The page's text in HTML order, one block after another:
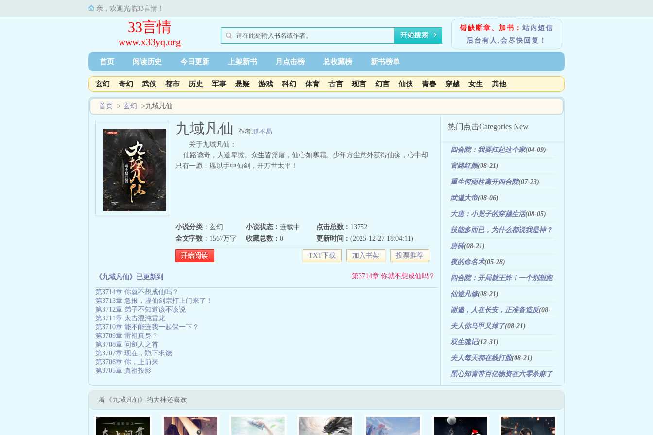
亲，欢迎光临33言情！
33言情
www.x33yq.org
错缺断章、加书： 站内短信
后台有人,会尽快回复！
首页 阅读历史 今日更新 上架新书 月点击榜 总收藏榜 新书榜单
玄幻 奇幻 武侠 都市 历史 军事 悬疑 游戏 科幻 体育 古言 现言 幻言 仙侠 青春 穿越 女生 其他
首页 > 玄幻 >九域凡仙
九域凡仙 作者:道不易
关于九域凡仙：
仙路诡奇，人道卑微。众生皆浮屠，仙心如寒霜。少年方尘意外获得仙缘，心中却
只有一愿：愿以手中仙剑，开万世太平！
小说分类： 玄幻 小说状态： 连载中 点击总数： 13752
全文字数： 1567万字 收藏总数： 0 更新时间： (2025-12-27 18:04:11)
TXT下载 加入书架 投票推荐
《九域凡仙》已更新到 第3714章 你就不想成仙吗？
第3714章 你就不想成仙吗？
第3713章 急报，虚仙剑宗打上门来了！
第3712章 弟子不知道该不该说
第3711章 太古混沌雷龙
第3710章 能不能连我一起保一下？
第3709章 雷祖真身？
第3708章 问剑人之首
第3707章 现在，跪下求饶
第3706章 你，上前来
第3705章 真祖投影
热门点击Categories New
四合院：我要扛起这个家(04-09)
官路红颜(08-21)
重生何雨柱离开四合院(07-23)
武道大帝(08-06)
大唐：小兕子的穿越生活(08-05)
技能多而已，为什么都说我是神？
(11-25)
唐砖(08-21)
夜的命名术(05-28)
四合院：开局就王炸！一个别想跑
(01-08)
仙途凡修(08-21)
谢邀，人在长安，正准备造反(08-
05)
夫人你马甲又掉了(08-21)
双生魂记(12-31)
夫人每天都在线打脸(08-21)
黑心知青带百亿物资在六零杀麻了
看《九域凡仙》的大神还喜欢